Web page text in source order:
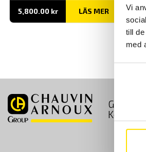
Vi
till
med
5,800.00 kr LÄS MER
GDPR
Kontakt